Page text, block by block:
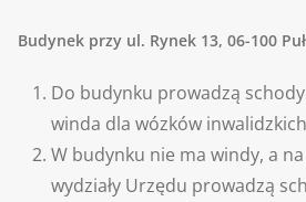
Budynek przy ul. Rynek 13, 06-100
Do budynku prowadzą
winda dla wózków
W budynku nie ma windy, a
wydziały Urzędu prowadzą